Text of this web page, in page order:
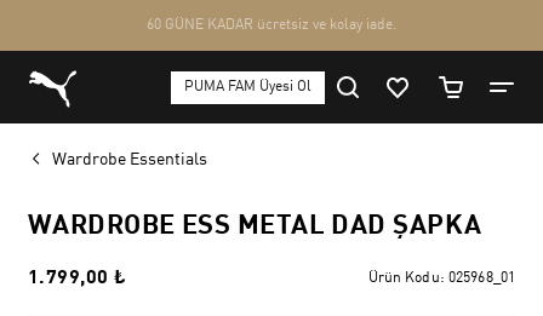
Wardrobe Essentials
WARDROBE ESS METAL DAD ŞAPKA
1.799,00 ₺ Ürün Kodu: 025968_01